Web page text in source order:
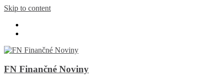
Skip to content
FN Finančné Noviny